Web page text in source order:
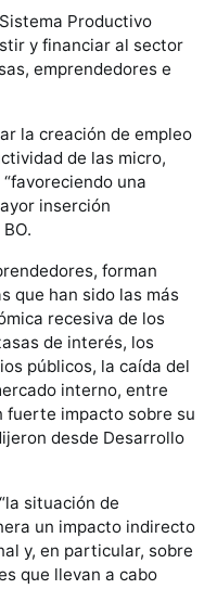
Productivo
y financiar al sector
emprendedores e
la creación de empleo
de las micro,
una
inserción
forman
que han sido las más
recesiva de los
de interés, los
públicos, la caída del
interno, entre
fuerte impacto sobre su
desde Desarrollo
situación de
un impacto indirecto
y, en particular, sobre
que llevan a cabo